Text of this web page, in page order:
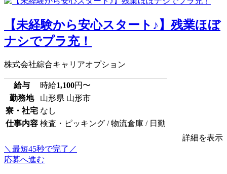
【未経験から安心スタート♪】残業ほぼ
ナシでプラ充！
株式会社綜合キャリアオプション
給与 時給1,100円〜
勤務地
山形県 山形市
寮・社宅 なし
仕事内容 検査・ピッキング / 物流倉庫 / 日勤
詳細を表示
＼最短45秒で完了／
応募へ進む